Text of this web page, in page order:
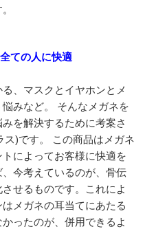
ての人に快適
、マスクとイヤホンとメ
みなど。 そんなメガネを
を解決するために考案さ
)です。 この商品はメガネ
によってお客様に快適を
今考えているのが、骨伝
せるものです。これによ
メガネの耳当てにあたる
ったのが、併用できるよ